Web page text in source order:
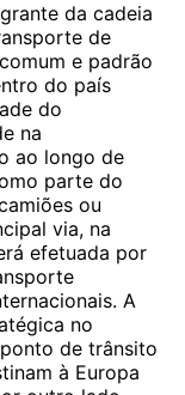
da cadeia
de
e padrão
do país
do
na
ao longo de
parte do
ou
via, na
efetuada por
A
no
de trânsito
à Europa